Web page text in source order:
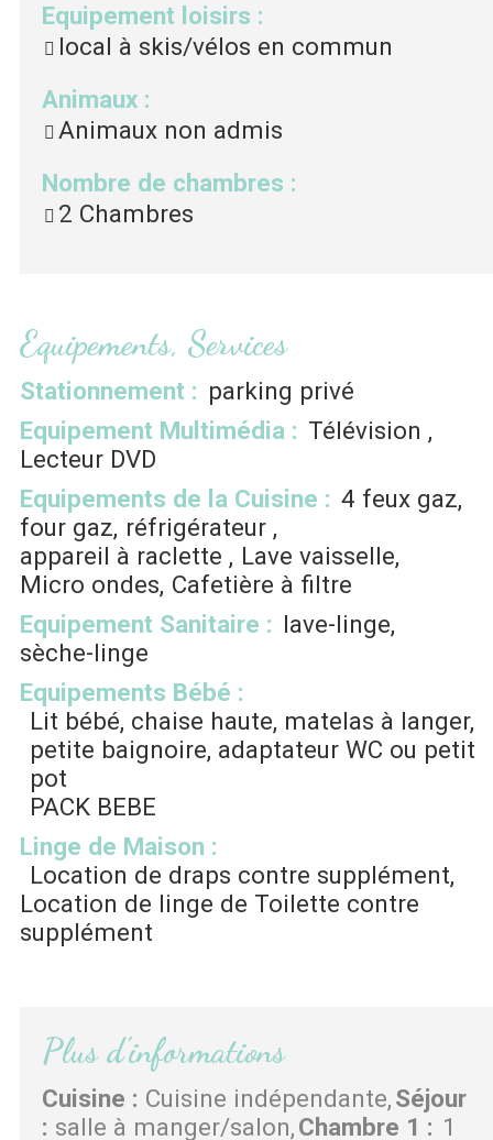
Equipement loisirs :
local à skis/vélos en commun
Animaux :
Animaux non admis
Nombre de chambres :
2 Chambres
Equipements, Services
Stationnement : parking privé
Equipement Multimédia : Télévision
Lecteur DVD
Equipements de la Cuisine : 4 feux gaz
four gaz réfrigérateur
appareil à raclette
Lave vaisselle
Micro ondes Cafetière à filtre
Equipement Sanitaire : lave-linge
sèche-linge
Equipements Bébé :
Lit bébé, chaise haute, matelas à langer,
petite baignoire, adaptateur WC ou petit
pot
PACK BEBE
Linge de Maison :
Location de draps contre supplément
Location de linge de Toilette contre
supplément
Plus d'informations
Cuisine : Cuisine indépendante Séjour
: salle à manger/salon Chambre 1 : 1